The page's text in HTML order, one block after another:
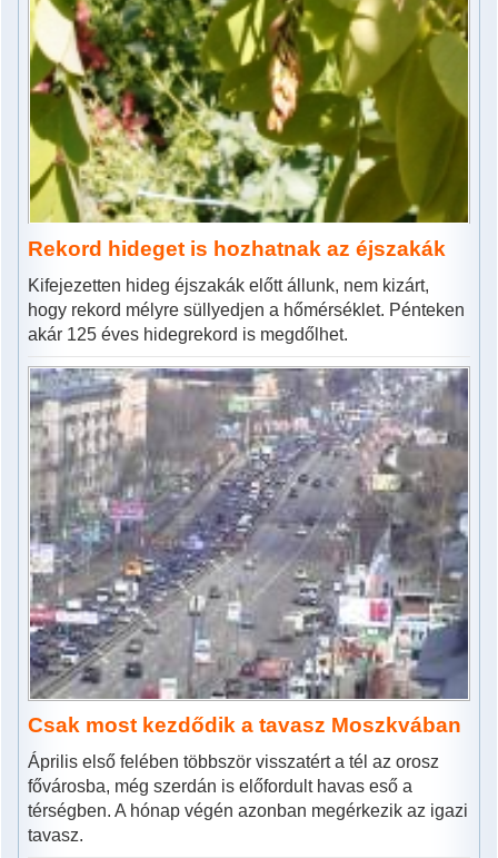
Rekord hideget is hozhatnak az éjszakák
Kifejezetten hideg éjszakák előtt állunk, nem kizárt,
hogy rekord mélyre süllyedjen a hőmérséklet. Pénteken
akár 125 éves hidegrekord is megdőlhet.
Csak most kezdődik a tavasz Moszkvában
Április első felében többször visszatért a tél az orosz
fővárosba, még szerdán is előfordult havas eső a
térségben. A hónap végén azonban megérkezik az igazi
tavasz.